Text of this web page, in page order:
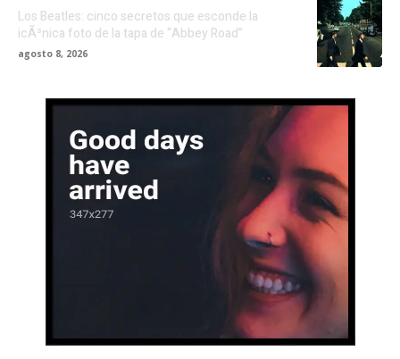
Los Beatles: cinco secretos que esconde la
icÃ³nica foto de la tapa de “Abbey Road”
agosto 8, 2026